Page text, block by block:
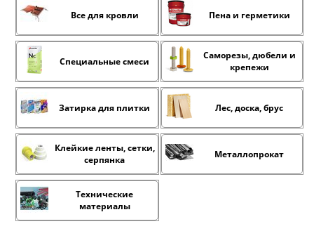
Все для кровли Пена и герметики
Специальные смеси
Саморезы, дюбели и
крепежи
Затирка для плитки Лес, доска, брус
Клейкие ленты, сетки,
серпянка
Металлопрокат
Технические
материалы